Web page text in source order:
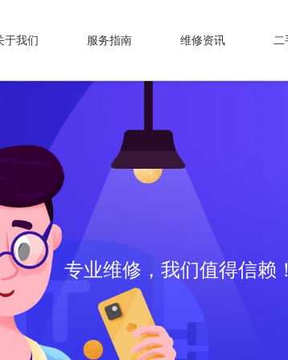
于我们 服务指南 维修资讯 二
专业维修，我们值得信赖！